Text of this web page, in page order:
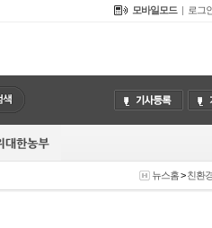
모바일모드 | 로그
뉴스홈>친환